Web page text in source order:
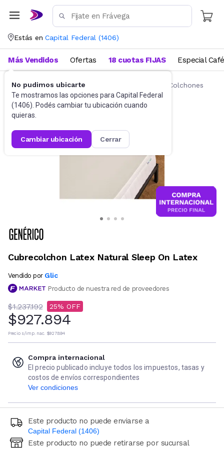
Estás en Capital Federal (1406)
No pudimos ubicarte
Te mostramos las opciones para Capital Federal
(1406). Podés cambiar tu ubicación cuando
quieras.
cambiar ubicación cerrar
Más Vendidos Ofertas 18 cuotas FIJAS Especial Café
Ropa de cama Fundas y Protectores para Colchones
Cubrecolchon Latex Natural Sleep On Latex
Vendido por Glic
Producto de nuestra red de proveedores
$1.237.192 25
$927.894
Precio s/imp. nac. $927.894
Compra internacional
El precio publicado incluye todos los impuestos, tasas y
costos de envíos correspondientes
Ver condiciones
Este producto no puede enviarse a
Capital Federal (1406)
Ingresá código postal (sólo números)
Este producto no puede retirarse por sucursal